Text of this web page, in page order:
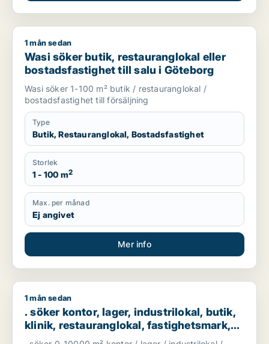
Wasi söker butik, restauranglokal eller bostadsfastighet till
1 mån sedan
Wasi söker butik, restauranglokal eller
bostadsfastighet till salu i Göteborg
Wasi söker 1-100 m² butik / restauranglokal /
bostadsfastighet till försäljning
Type
Butik, Restauranglokal, Bostadsfastighet
Storlek
1 - 100 m2
Max. per månad
Ej angivet
Mer info
. söker kontor, lager, industrilokal, butik, klinik,
1 mån sedan
. söker kontor, lager, industrilokal, butik,
klinik, restauranglokal, fastighetsmark,
bostadsfastighet, hotell eller garage till